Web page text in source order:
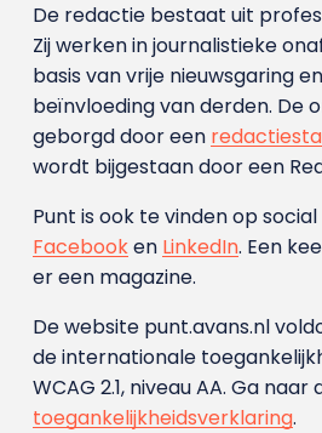
De redactie bestaat uit
Zij werken in journalistieke
basis van vrije nieuwsgaring
beïnvloeding van derden. De
geborgd door een
wordt bijgestaan door een
Punt is ook te vinden op social
Facebooken LinkedIn. Een
er een magazine.
De website punt.avans.nl
de internationale
WCAG 2.1, niveau AA. Ga naar
toegankelijkheidsverklaring.